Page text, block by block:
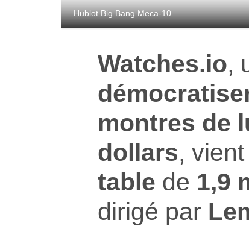
Hublot Big Bang Meca-10
Watches.io,
montres de
dollars,
table de 1,9
dirigé par